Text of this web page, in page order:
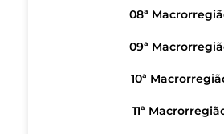
08ª
09ª
10ª
11ª